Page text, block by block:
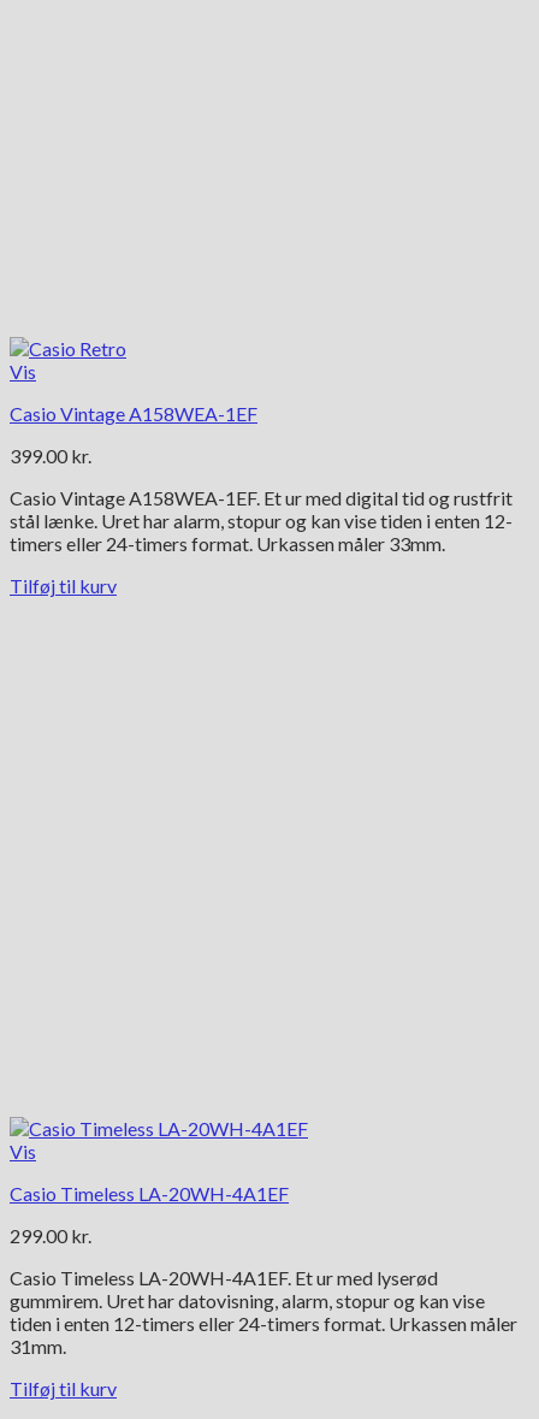
Vis
Casio Vintage A158WEA-1EF
399.00 kr.
Casio Vintage A158WEA-1EF. Et ur med digital tid og rustfrit
stål lænke. Uret har alarm, stopur og kan vise tiden i enten 12-
timers eller 24-timers format. Urkassen måler 33mm.
Tilføj til kurv
Vis
Casio Timeless LA-20WH-4A1EF
299.00 kr.
Casio Timeless LA-20WH-4A1EF. Et ur med lyserød
gummirem. Uret har datovisning, alarm, stopur og kan vise
tiden i enten 12-timers eller 24-timers format. Urkassen måler
31mm.
Tilføj til kurv